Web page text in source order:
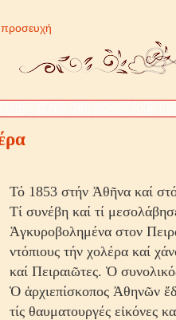
προσευχή
Τό 1853 στήν Ἀθῆνα καί
Τί συνέβη καί τί
Ἁγκυροβολημένα στον
ντόπιους τήν χολέρα καί
καί Πειραιῶτες. Ὁ
Ὁ ἁρχιεπίσκοπος Ἀθηνῶν
τίς θαυματουργές εἰκόνες